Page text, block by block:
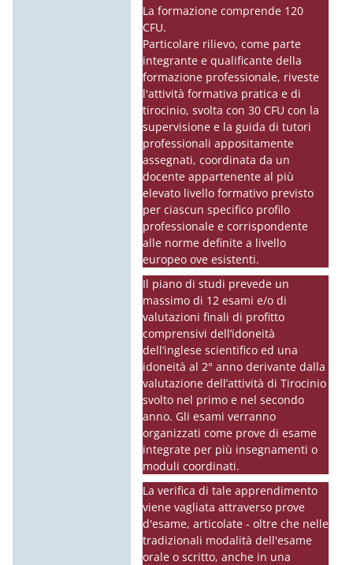
La formazione comprende 120
CFU.
Particolare rilievo, come parte
integrante e qualificante della
formazione professionale, riveste
l'attività formativa pratica e di
tirocinio, svolta con 30 CFU con la
supervisione e la guida di tutori
professionali appositamente
assegnati, coordinata da un
docente appartenente al più
elevato livello formativo previsto
per ciascun specifico profilo
professionale e corrispondente
alle norme definite a livello
europeo ove esistenti.
Il piano di studi prevede un
massimo di 12 esami e/o di
valutazioni finali di profitto
comprensivi dell’idoneità
dell’inglese scientifico ed una
idoneità al 2° anno derivante dalla
valutazione dell’attività di Tirocinio
svolto nel primo e nel secondo
anno. Gli esami verranno
organizzati come prove di esame
integrate per più insegnamenti o
moduli coordinati.
La verifica di tale apprendimento
viene vagliata attraverso prove
d'esame, articolate - oltre che nelle
tradizionali modalità dell'esame
orale o scritto, anche in una